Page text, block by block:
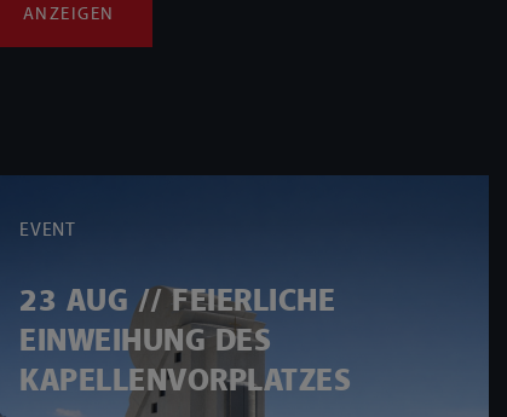
ANZEIGEN
EVENT
23 AUG // FEIERLICHE
EINWEIHUNG DES
KAPELLENVORPLATZES